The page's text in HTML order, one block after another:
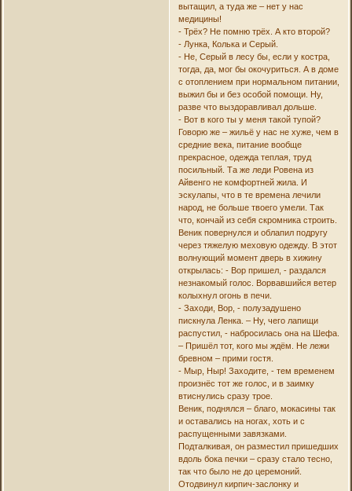
вытащил, а туда же – нет у нас
медицины!
- Трёх? Не помню трёх. А кто второй?
- Лунка, Колька и Серый.
- Не, Серый в лесу бы, если у костра,
тогда, да, мог бы окочуриться. А в доме
с отоплением при нормальном питании,
выжил бы и без особой помощи. Ну,
разве что выздоравливал дольше.
- Вот в кого ты у меня такой тупой?
Говорю же – жильё у нас не хуже, чем в
средние века, питание вообще
прекрасное, одежда теплая, труд
посильный. Та же леди Ровена из
Айвенго не комфортней жила. И
эскулапы, что в те времена лечили
народ, не больше твоего умели. Так
что, кончай из себя скромника строить.
Веник повернулся и облапил подругу
через тяжелую меховую одежду. В этот
волнующий момент дверь в хижину
открылась: - Вор пришел, - раздался
незнакомый голос. Ворвавшийся ветер
колыхнул огонь в печи.
- Заходи, Вор, - полузадушено
пискнула Ленка. – Ну, чего лапищи
распустил, - набросилась она на Шефа.
– Пришёл тот, кого мы ждём. Не лежи
бревном – прими гостя.
- Мыр, Ныр! Заходите, - тем временем
произнёс тот же голос, и в заимку
втиснулись сразу трое.
Веник, поднялся – благо, мокасины так
и оставались на ногах, хоть и с
распущенными завязками.
Подталкивая, он разместил пришедших
вдоль бока печки – сразу стало тесно,
так что было не до церемоний.
Отодвинул кирпич-заслонку и